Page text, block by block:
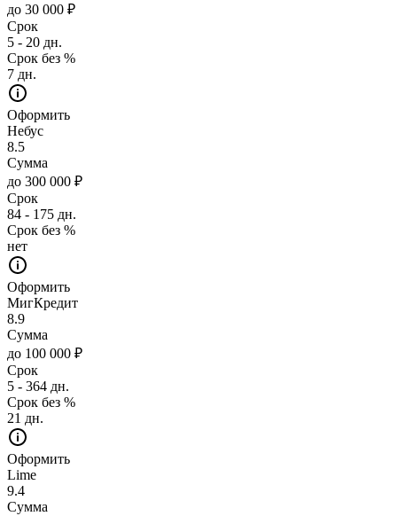
до 30 000 ₽
Срок
5 - 20 дн.
Срок без %
7 дн.
Оформить
Небус
8.5
Сумма
до 300 000 ₽
Срок
84 - 175 дн.
Срок без %
нет
Оформить
МигКредит
8.9
Сумма
до 100 000 ₽
Срок
5 - 364 дн.
Срок без %
21 дн.
Оформить
Lime
9.4
Сумма